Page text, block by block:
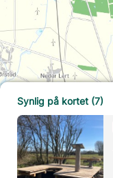
Synlig på kortet (7)